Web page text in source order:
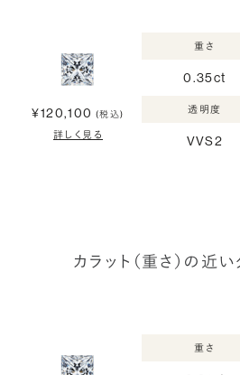
¥120,100 (税込)
詳しく見る
重さ
0.35ct
透明度
VVS2
カラット（重さ）の近
重さ